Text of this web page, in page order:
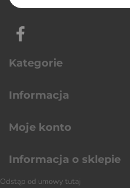
Kategorie
Informacja
Moje konto
Informacja o sklepie
Odstąp od umowy tutaj